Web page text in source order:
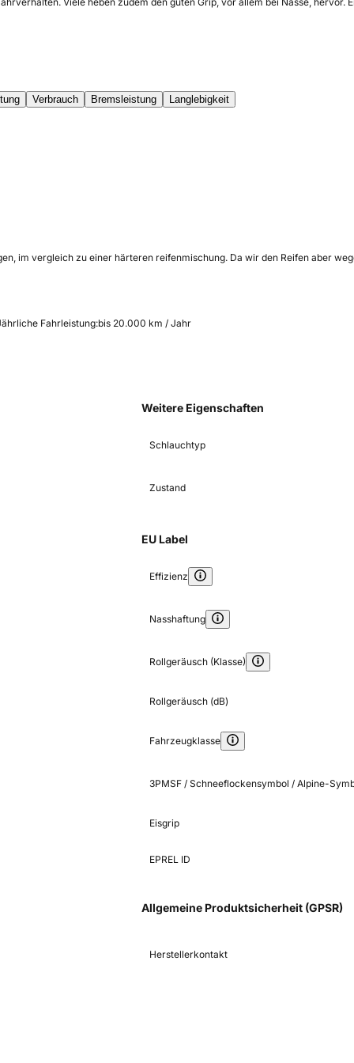
Verbrauch Bremsleistung Langlebigkeit
im vergleich zu einer härteren reifenmischung. Da wir den Reifen aber
Fahrleistung:bis 20.000 km / Jahr
Weitere Eigenschaften
Schlauchtyp
Zustand
EU Label
Effizienz
Nasshaftung
Rollgeräusch (Klasse)
Rollgeräusch (dB)
Fahrzeugklasse
3PMSF / Schneeflockensymbol / Alpine-
Eisgrip
EPREL ID
Allgemeine Produktsicherheit (GPSR)
Herstellerkontakt